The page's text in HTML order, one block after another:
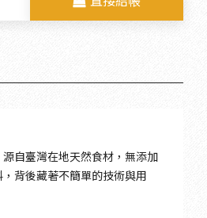
自臺灣在地天然食材，無添加
背後藏著不簡單的技術與用